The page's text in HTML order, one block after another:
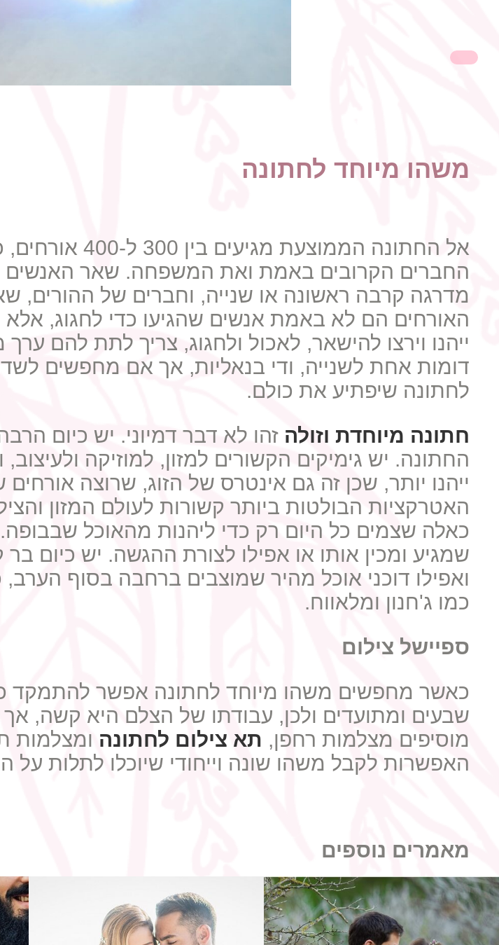
משהו מיוחד לחתונה
החברים הקרובים באמת ואת המשפחה. שאר האנשים
מדרגה קרבה ראשונה או שנייה, וחברים של ההורים,
האורחים הם לא באמת אנשים שהגיעו כדי לחגוג,
ייהנו וירצו להישאר, לאכול ולחגוג, צריך לתת להם
דומות אחת לשנייה, ודי בנאליות, אך אם מחפשים
לחתונה שיפתיע את כולם.
חתונה מיוחדת וזולה זהו לא דבר דמיוני. יש כיום
החתונה. יש גימיקים הקשורים למזון, למוזיקה
ייהנו יותר, שכן זה גם אינטרס של הזוג, שרוצה
האטרקציות הבולטות ביותר קשורות לעולם המזון
כאלה שצמים כל היום רק כדי ליהנות מהאוכל
שמגיע ומכין אותו או אפילו לצורת ההגשה. יש כיום
ואפילו דוכני אוכל מהיר שמוצבים ברחבה בסוף
כמו ג'חנון ומלאווח.
ספיישל צילום
כאשר מחפשים משהו מיוחד לחתונה אפשר להתמקד
שבעים ומתועדים ולכן, עבודתו של הצלם היא קשה,
מוסיפים מצלמות רחפן, תא צילום לחתונה ומצלמות
האפשרות לקבל משהו שונה וייחודי שיוכלו לתלות על
מאמרים נוספים